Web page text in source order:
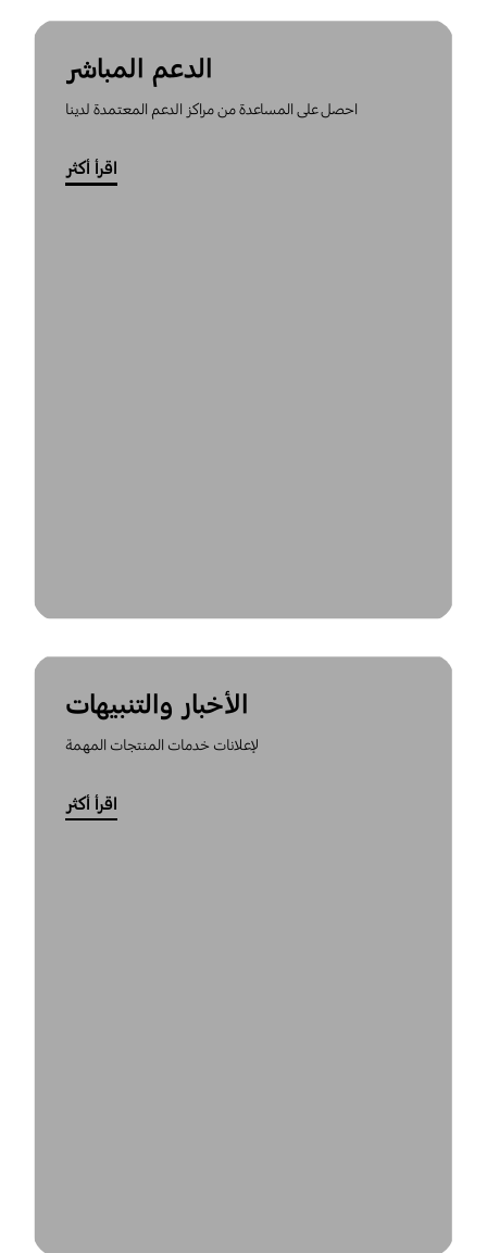
الدعم المباشر
احصل على المساعدة من مراكز الدعم المعتمدة لدينا
اقرأ أكثر
الأخبار والتنبيهات
لإعلانات خدمات المنتجات المهمة
اقرأ أكثر